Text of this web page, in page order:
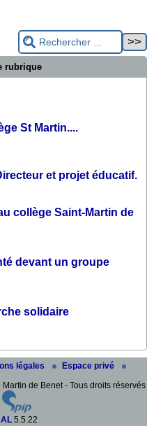
rubrique
St Martin....
et projet éducatif.
collège Saint-Martin de
devant un groupe
solidaire
légales
Espace privé
de Benet - Tous droits réservés
5.5.22